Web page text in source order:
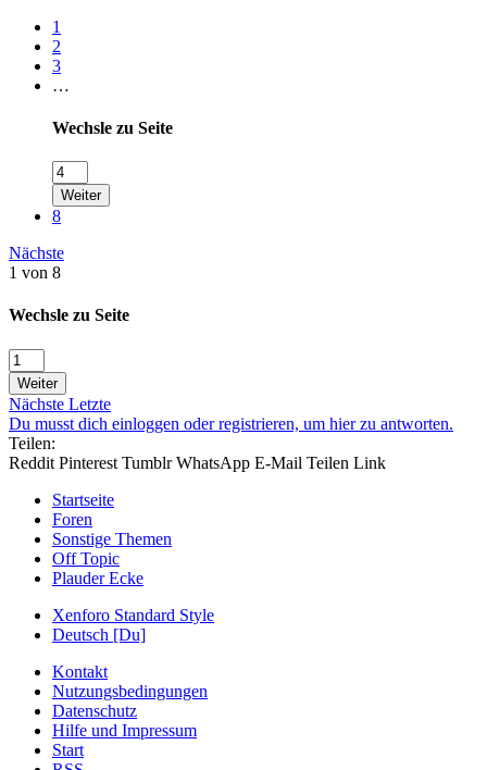
1
2
3
…
Wechsle zu Seite
Weiter
8
Nächste
1 von 8
Wechsle zu Seite
Weiter
Nächste Letzte
Du musst dich einloggen oder registrieren, um hier zu antworten.
Teilen:
Reddit Pinterest Tumblr WhatsApp E-Mail Teilen Link
Startseite
Foren
Sonstige Themen
Off Topic
Plauder Ecke
Xenforo Standard Style
Deutsch [Du]
Kontakt
Nutzungsbedingungen
Datenschutz
Hilfe und Impressum
Start